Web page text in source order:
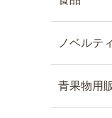
ノベルテ
青果物用